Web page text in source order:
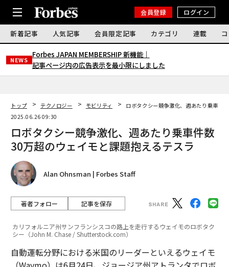
会員登録 ログイン
新着記事 人気記事 会員限定記事 カテゴリ 連載
NEWS
Forbes JAPAN MEMBERSHIP 新機能｜
記事ページ内の広告表示を最小限にしました
トップ テクノロジー モビリティ
ロボタクシー競争激化、週あたり乗車件
2025.06.26 09:30
ロボタクシー競争激化、週あたり乗車件数
30万超のウェイモと課題抱えるテスラ
Alan Ohnsman | Forbes Staff
著者フォロー 記事を保存
カリフォルニア州サンフランシスコの路上を走行するウェイモのロボタク
シー（John M. Chase / Shutterstock.com）
自動運転分野における米国のリーダーといえるウェイモ